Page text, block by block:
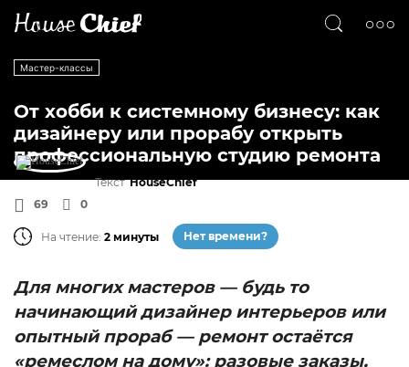
Мастер-классы
От хобби к системному бизнесу: как
дизайнеру или прорабу открыть
профессиональную студию ремонта
Текст HouseChief
69
0
На чтение: 2 минуты Нет времени?
Для многих мастеров — будь то
начинающий дизайнер интерьеров или
опытный прораб — ремонт остаётся
«ремеслом на дому»: разовые заказы,